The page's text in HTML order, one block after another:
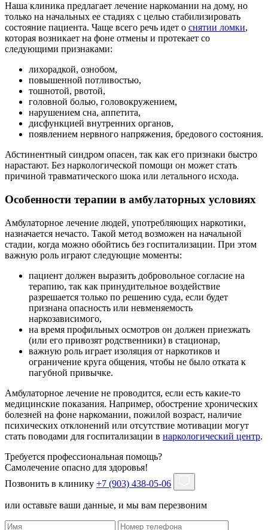
Наша клиника предлагает лечение наркомании на дому, но
только на начальных ее стадиях с целью стабилизировать
состояние пациента. Чаще всего речь идет о снятии ломки,
которая возникает на фоне отмены и протекает со
следующими признаками:
лихорадкой, ознобом,
повышенной потливостью,
тошнотой, рвотой,
головной болью, головокружением,
нарушением сна, аппетита,
дисфункцией внутренних органов,
появлением нервного напряжения, бредового состояния.
Абстинентный синдром опасен, так как его признаки быстро
нарастают. Без наркологической помощи он может стать
причиной травматического шока или летального исхода.
Особенности терапии в амбулаторных условиях
Амбулаторное лечение людей, употребляющих наркотики,
назначается нечасто. Такой метод возможен на начальной
стадии, когда можно обойтись без госпитализации. При этом
важную роль играют следующие моменты:
пациент должен выразить добровольное согласие на
терапию, так как принудительное воздействие
разрешается только по решению суда, если будет
признана опасность или невменяемость
наркозависимого,
на время профильных осмотров он должен приезжать
(или его привозят родственники) в стационар,
важную роль играет изоляция от наркотиков и
ограничение круга общения, чтобы не было отката к
пагубной привычке.
Амбулаторное лечение не проводится, если есть какие-то
медицинские показания. Например, обострение хронических
болезней на фоне наркомании, пожилой возраст, наличие
психических отклонений или отсутствие мотивации могут
стать поводами для госпитализации в наркологический центр.
Требуется профессиональная помощь?
Самолечение опасно для здоровья!
Позвонить в клинику +7 (903) 438-05-06
или оставьте ваши данные, и мы вам перезвоним